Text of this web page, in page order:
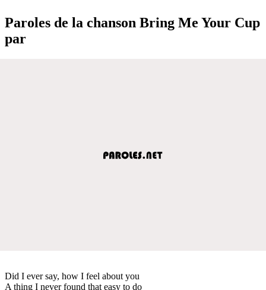
Paroles de la chanson Bring Me Your Cup
par
Did I ever say, how I feel about you
A thing I never found that easy to do